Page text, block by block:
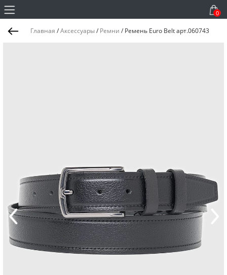
0
Главная /Аксессуары/ Ремни / Ремень Euro Belt арт.060743